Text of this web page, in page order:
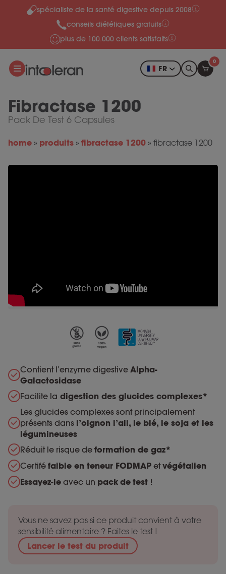
Skip to content
spécialiste de la santé digestive depuis 2008
conseils diététiques gratuits
plus de 100.000 clients satisfaits
FR
0
Fibractase 1200
Pack De Test 6 Capsules
home » produits » fibractase 1200 » fibractase 1200
Contient l’enzyme digestive Alpha-
Galactosidase
Facilite la digestion des glucides complexes*
Les glucides complexes sont principalement
présents dans l’oignon l’ail, le blé, le soja et les
légumineuses
Réduit le risque de formation de gaz*
Certifé faible en teneur FODMAP etvégétalien
Essayez-le avec un pack de test !
Vous ne savez pas si ce produit convient à votre
sensibilité alimentaire ? Faites le test !
Lancer le test du produit